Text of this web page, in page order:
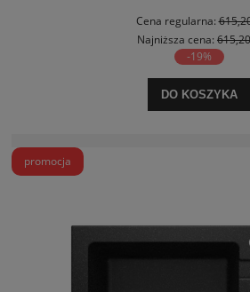
Cena regularna:
Najniższa cena:
-19%
DO KOSZYKA
promocja